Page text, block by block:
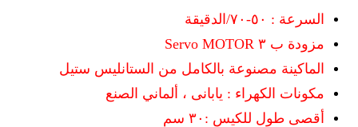
السرعة : ٥٠-٧٠/الدقيقة
مزودة ب ٣ Servo MOTOR
الماكينة مصنوعة بالكامل من الستانليس ستيل
مكونات الكهراء : يابانى ، ألماني الصنع
أقصى طول للكيس :٣٠ سم